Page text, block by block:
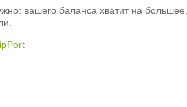
вашего баланса хватит на большее,